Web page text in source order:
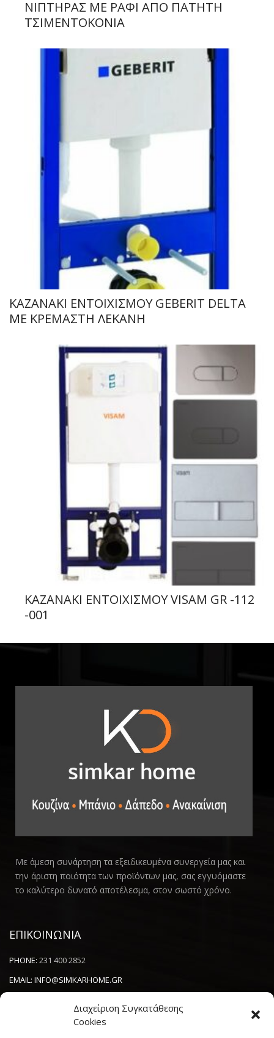
Διαχείριση Συγκατάθεσης
Cookies
ΝΙΠΤΗΡΑΣ ΜΕ ΡΑΦΙ ΑΠΟ ΠΑΤΗΤΗ
ΤΣΙΜΕΝΤΟΚΟΝΙΑ
ΚΑΖΑΝΑΚΙ ΕΝΤΟΙΧΙΣΜΟΥ GEBERIT DELTA
ΜΕ ΚΡΕΜΑΣΤΗ ΛΕΚΑΝΗ
ΚΑΖΑΝΑΚΙ ΕΝΤΟΙΧΙΣΜΟΥ VISAM GR -112
-001
Με άμεση συνάρτηση τα εξειδικευμένα συνεργεία μας και
την άριστη ποιότητα των προϊόντων μας, σας εγγυόμαστε
το καλύτερο δυνατό αποτέλεσμα, στον σωστό χρόνο.
ΕΠΙΚΟΙΝΩΝΙΑ
PHONE: 231 400 2852
EMAIL: INFO@SIMKARHOME.GR